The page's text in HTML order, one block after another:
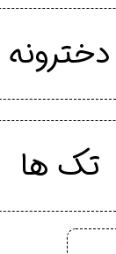
دخترونه
تک ها